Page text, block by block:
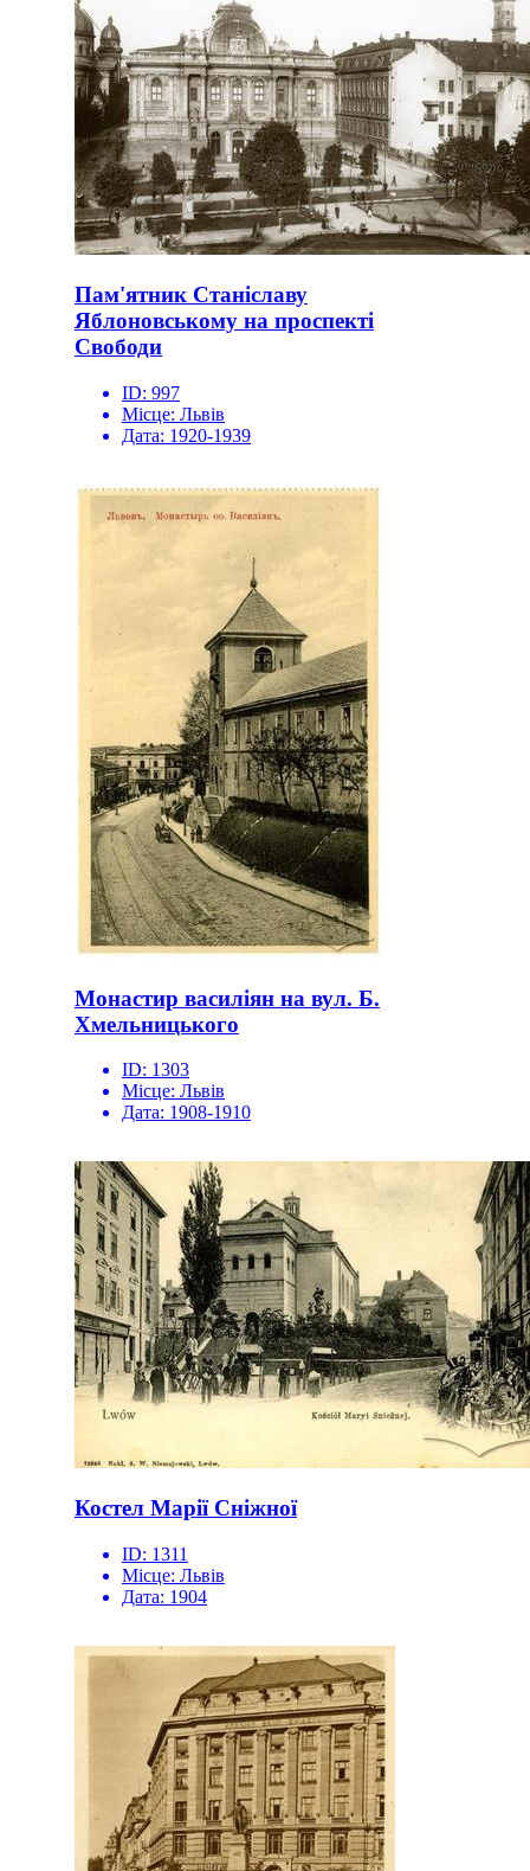
Пам'ятник Станіславу
Яблоновському на проспекті
Свободи
ID: 997
Місце: Львів
Дата: 1920-1939
Монастир василіян на вул. Б.
Хмельницького
ID: 1303
Місце: Львів
Дата: 1908-1910
Костел Марії Сніжної
ID: 1311
Місце: Львів
Дата: 1904